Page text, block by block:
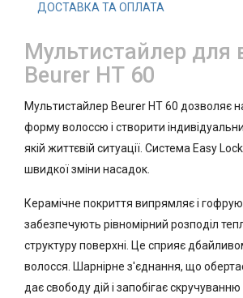
ДОСТАВКА ТА ОПЛАТА
Мультистайлер для
Beurer НТ 60
Мультистайлер Beurer HT 60 дозволяє
форму волоссю і створити
якій життєвій ситуації. Система Easy
швидкої зміни насадок.
Керамічне покриття випрямляє і
забезпечують рівномірний розподіл
структуру поверхні. Це сприяє
волосся. Шарнірне з'єднання, що
дає свободу дій і запобігає